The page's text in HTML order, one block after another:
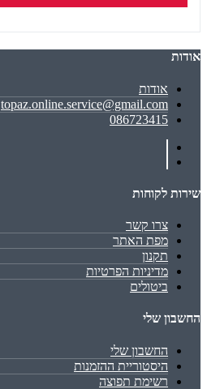
אודות
אודות
topaz.online.service@gmail.com
086723415
שירות לקוחות
צרו קשר
מפת האתר
תקנון
מדיניות הפרטיות
ביטולים
החשבון שלי
החשבון שלי
היסטוריית ההזמנות
רשימת תפוצה